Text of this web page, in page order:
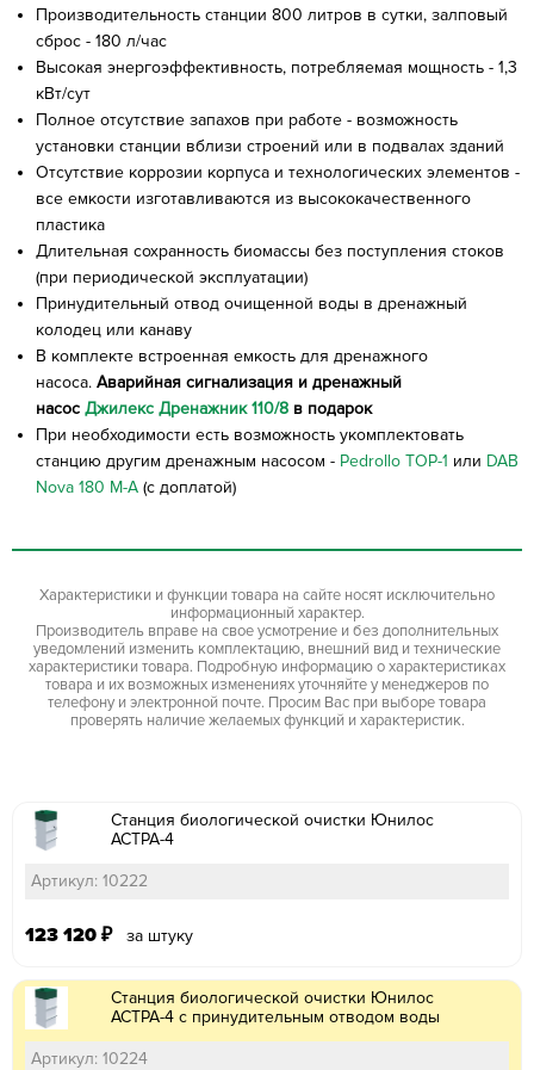
Производительность станции 800 литров в сутки, залповый
сброс - 180 л/час
Высокая энергоэффективность, потребляемая мощность - 1,3
кВт/сут
Полное отсутствие запахов при работе - возможность
установки станции вблизи строений или в подвалах зданий
Отсутствие коррозии корпуса и технологических элементов -
все емкости изготавливаются из высококачественного
пластика
Длительная сохранность биомассы без поступления стоков
(при периодической эксплуатации)
Принудительный отвод очищенной воды в дренажный
колодец или канаву
В комплекте встроенная емкость для дренажного
насоса. Аварийная сигнализация и дренажный
насос Джилекс Дренажник 110/8 в подарок
При необходимости есть возможность укомплектовать
станцию другим дренажным насосом - Pedrollo TOP-1 или DAB
Nova 180 M-A (с доплатой)
Характеристики и функции товара на сайте носят исключительно
информационный характер.
Производитель вправе на свое усмотрение и без дополнительных
уведомлений изменить комплектацию, внешний вид и технические
характеристики товара. Подробную информацию о характеристиках
товара и их возможных изменениях уточняйте у менеджеров по
телефону и электронной почте. Просим Вас при выборе товара
проверять наличие желаемых функций и характеристик.
Станция биологической очистки Юнилос
АСТРА-4
Артикул: 10222
123 120 ₽ за штуку
Станция биологической очистки Юнилос
АСТРА-4 с принудительным отводом воды
Артикул: 10224